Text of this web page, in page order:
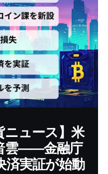
ニュース】米
雲――金融庁
済実証が始動